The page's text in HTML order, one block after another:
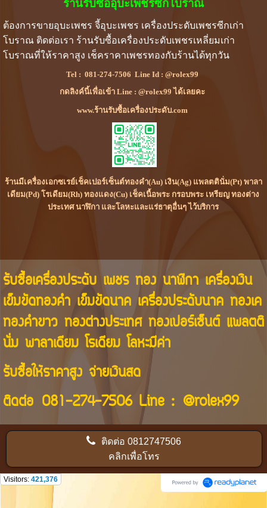
ร้านรับซื้ออุบะเพชรซีกโบราณ
ต้องการขายอุบะเพชร จี้อุบะเพชร เครื่องประดับเพชรซีกเก่า
โบราณ ติดต่อเรา ร้านรับซื้อเครื่องประดับเพชรเหลี่ยมเก่า
โบราณที่ให้ราคาสูง เช็คราคาเพชรทองกับร้านได้ทุกวัน
Tel :081-274-7506 Line Id :@rolex99
กดลิงค์นี้เพื่อเข้า Line : @rolex99 ได้เลยคะ
www.ร้านรับซื้อเครื่องประดับ.com
ร้านมีเครื่องเอกซเรย์เช็คเปอร์เซ็นต์ทองคำ(Au) เงิน(Ag) แพลตตินั่ม(Pt) พาลา
เดียม(Pd) โรเดียม(Rh) ทองแดง(Cu) เช็คเนื้อพระ กรอบพระ เหรียญ ทองต่าง
ประเทศ นาฬิกา และโลหะและแร่ธาตุอื่นๆ ไว้บริการ
รับซื้อเครื่องประดับ เพชร ทอง นาฬิกา เครื่องเงิน
เข็มขัดทองคำ เข็มขัดนาค เครื่องประดับนาค ทองเค
ทองคำขาว ทองต่างประเทศ ทองเปอร์เซ็นต์ แพลตติ
นั่ม พาลาเดียม โรเดียม โลหะมีค่า
รับซื้อให้ราคาสูง จ่ายเงินสด
ติดต่อ 081-274-7506Line : @rolex99
ติดต่อ0812747506
คลิกเพื่อโทร
Visitors: 421,376